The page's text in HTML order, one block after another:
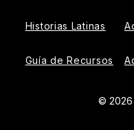
Historias Latinas
Guía de Recursos
© 2026